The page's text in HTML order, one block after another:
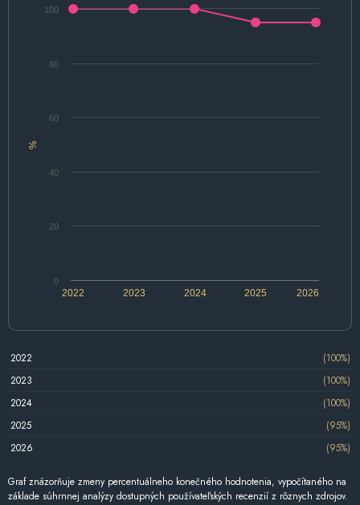
%
2022 2024 2026
2023 2025
0
20
40
60
80
100
2022
(100%)
2023
(100%)
2024
(100%)
2025
(95%)
2026
(95%)
Graf znázorňuje zmeny percentuálneho konečného hodnotenia, vypočítaného na
základe súhrnnej analýzy dostupných používateľských recenzií z rôznych zdrojov.